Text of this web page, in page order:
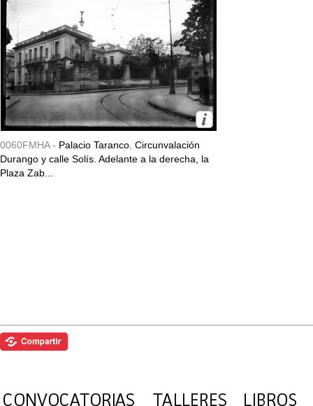
0060FMHA - Palacio Taranco. Circunvalación
Durango y calle Solís. Adelante a la derecha, la
Plaza Zab...